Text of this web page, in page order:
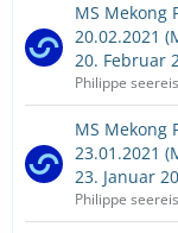
MS Mekong
20.02.2021
20. Februar
Philippe
MS Mekong
23.01.2021
23. Januar
Philippe